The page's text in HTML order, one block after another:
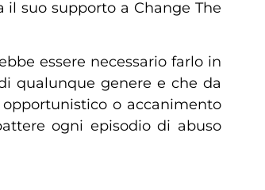
suo supporto a Change The
essere necessario farlo in
qualunque genere e che da
o accanimento
ogni episodio di abuso